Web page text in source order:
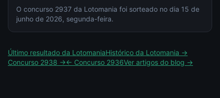
O concurso 2937 da Lotomania foi sorteado no dia 15 de
junho de 2026, segunda-feira.
Último resultado da LotomaniaHistórico da Lotomania →
Concurso 2938 →← Concurso 2936Ver artigos do blog →